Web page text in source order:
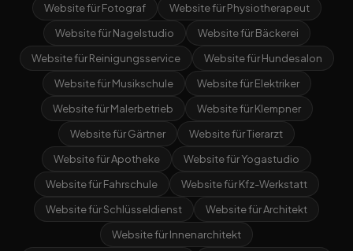
Website für Fotograf
Website für Physiotherapeut
Website für Nagelstudio
Website für Bäckerei
Website für Reinigungsservice
Website für Hundesalon
Website für Musikschule
Website für Elektriker
Website für Malerbetrieb
Website für Klempner
Website für Gärtner
Website für Tierarzt
Website für Apotheke
Website für Yogastudio
Website für Fahrschule
Website für Kfz-Werkstatt
Website für Schlüsseldienst
Website für Architekt
Website für Innenarchitekt